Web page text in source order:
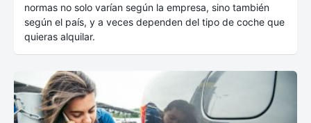
normas no solo varían según la empresa, sino también
según el país, y a veces dependen del tipo de coche que
quieras alquilar.